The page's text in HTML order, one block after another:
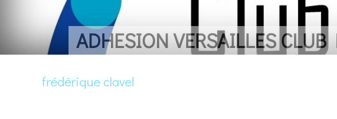
ADHESION VERSAILLES CLUB
frédérique clavel